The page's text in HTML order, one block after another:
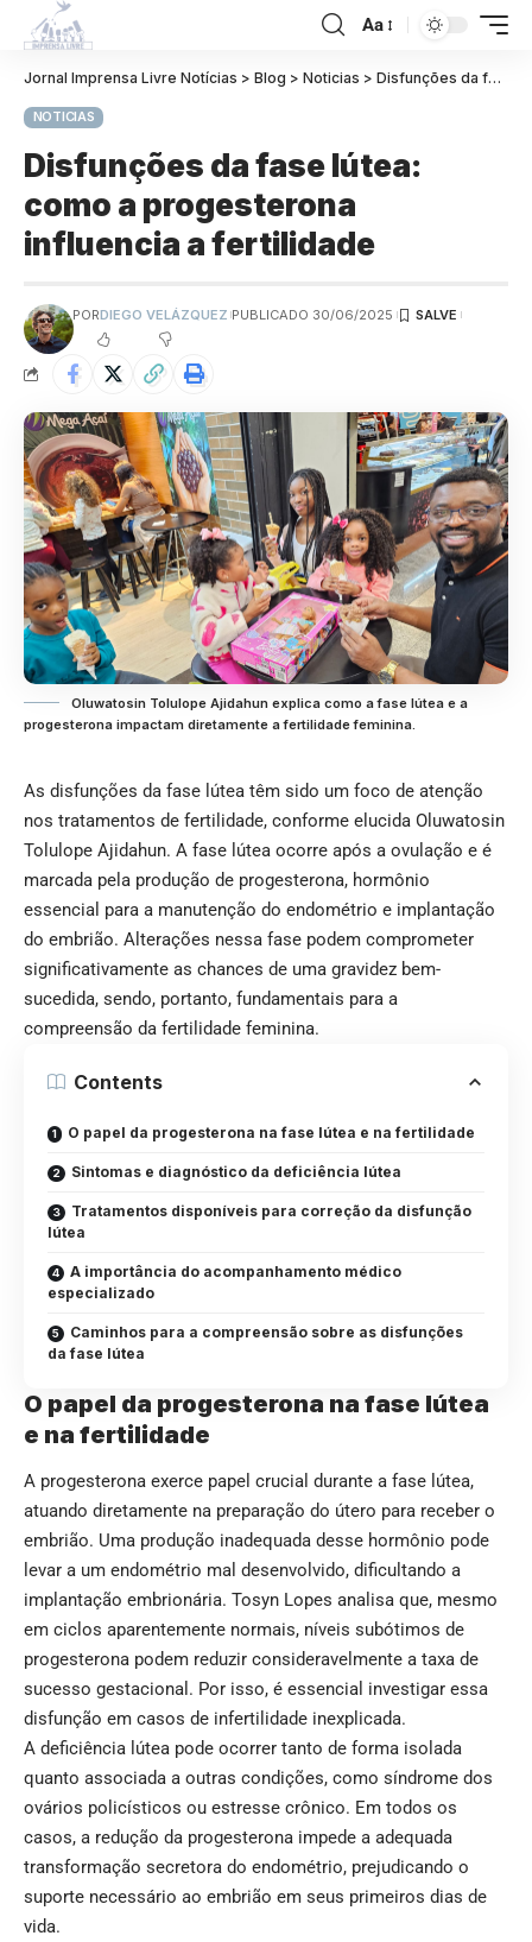
Aa
Jornal Imprensa Livre Notícias > Blog > Noticias > Disfunções da fase lútea: como a progesterona influencia a fertilidade
NOTICIAS
Disfunções da fase lútea:
como a progesterona
influencia a fertilidade
PORDIEGO VELÁZQUEZ PUBLICADO 30/06/2025
Oluwatosin Tolulope Ajidahun explica como a fase lútea e a
progesterona impactam diretamente a fertilidade feminina.
As disfunções da fase lútea têm sido um foco de atenção
nos tratamentos de fertilidade, conforme elucida Oluwatosin
Tolulope Ajidahun. A fase lútea ocorre após a ovulação e é
marcada pela produção de progesterona, hormônio
essencial para a manutenção do endométrio e implantação
do embrião. Alterações nessa fase podem comprometer
significativamente as chances de uma gravidez bem-
sucedida, sendo, portanto, fundamentais para a
compreensão da fertilidade feminina.
Contents
O papel da progesterona na fase lútea e na fertilidade
Sintomas e diagnóstico da deficiência lútea
Tratamentos disponíveis para correção da disfunção
lútea
A importância do acompanhamento médico
especializado
Caminhos para a compreensão sobre as disfunções
da fase lútea
O papel da progesterona na fase lútea
e na fertilidade
A progesterona exerce papel crucial durante a fase lútea,
atuando diretamente na preparação do útero para receber o
embrião. Uma produção inadequada desse hormônio pode
levar a um endométrio mal desenvolvido, dificultando a
implantação embrionária. Tosyn Lopes analisa que, mesmo
em ciclos aparentemente normais, níveis subótimos de
progesterona podem reduzir consideravelmente a taxa de
sucesso gestacional. Por isso, é essencial investigar essa
disfunção em casos de infertilidade inexplicada.
A deficiência lútea pode ocorrer tanto de forma isolada
quanto associada a outras condições, como síndrome dos
ovários policísticos ou estresse crônico. Em todos os
casos, a redução da progesterona impede a adequada
transformação secretora do endométrio, prejudicando o
suporte necessário ao embrião em seus primeiros dias de
vida.